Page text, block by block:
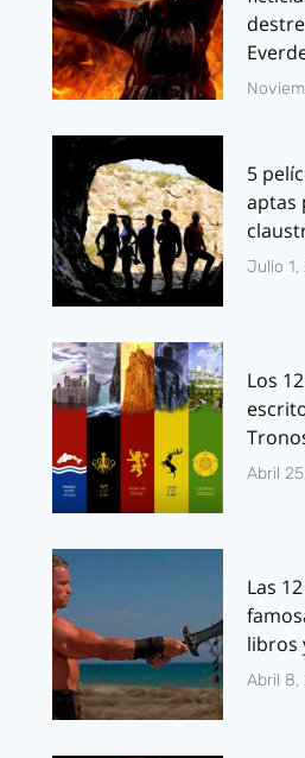
5
aptas
Julio 1,
Los
Abril
Las
libros
Abril 8,